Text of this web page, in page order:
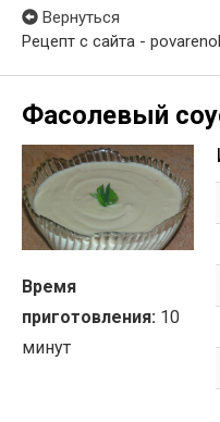
Вернуться
Рецепт с сайта -
Фасолевый
Время
приготовления: 10
минут